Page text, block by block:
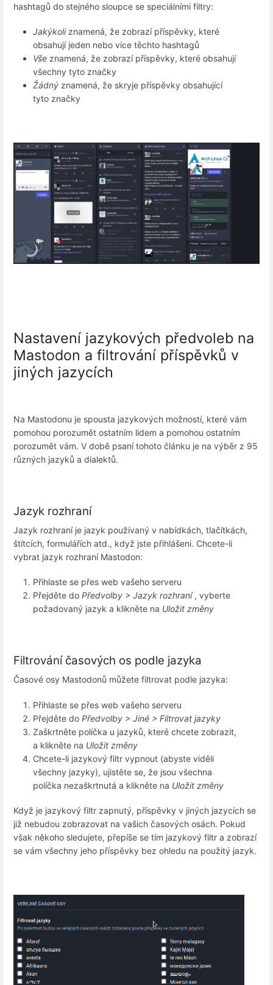
hashtagů do stejného sloupce se speciálními filtry:
Jakýkoli znamená, že zobrazí příspěvky, které
obsahují jeden nebo více těchto hashtagů
Vše znamená, že zobrazí příspěvky, které obsahují
všechny tyto značky
Žádný znamená, že skryje příspěvky obsahující
tyto značky
Nastavení jazykových předvoleb na
Mastodon a filtrování příspěvků v
jiných jazycích
Na Mastodonu je spousta jazykových možností, které vám
pomohou porozumět ostatním lidem a pomohou ostatním
porozumět vám. V době psaní tohoto článku je na výběr z 95
různých jazyků a dialektů.
Jazyk rozhraní
Jazyk rozhraní je jazyk používaný v nabídkách, tlačítkách,
štítcích, formulářích atd., když jste přihlášeni. Chcete-li
vybrat jazyk rozhraní Mastodon:
Přihlaste se přes web vašeho serveru
Přejděte do Předvolby > Jazyk rozhraní, vyberte
požadovaný jazyk a klikněte na Uložit změny
Filtrování časových os podle jazyka
Časové osy Mastodonů můžete filtrovat podle jazyka:
Přihlaste se přes web vašeho serveru
Přejděte do Předvolby > Jiné > Filtrovat jazyky
Zaškrtněte políčka u jazyků, které chcete zobrazit,
a klikněte na Uložit změny
Chcete-li jazykový filtr vypnout (abyste viděli
všechny jazyky), ujistěte se, že jsou všechna
políčka nezaškrtnutá a klikněte na Uložit změny
Když je jazykový filtr zapnutý, příspěvky v jiných jazycích se
již nebudou zobrazovat na vašich časových osách. Pokud
však někoho sledujete, přepíše se tím jazykový filtr a zobrazí
se vám všechny jeho příspěvky bez ohledu na použitý jazyk.